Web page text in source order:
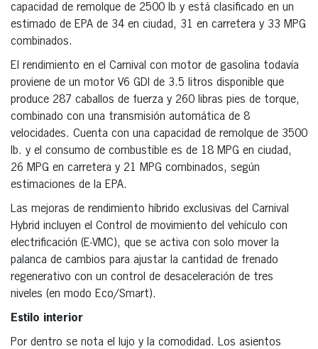
capacidad de remolque de 2500 lb y está clasificado en un
estimado de EPA de 34 en ciudad, 31 en carretera y 33 MPG
combinados.
El rendimiento en el Carnival con motor de gasolina todavía
proviene de un motor V6 GDI de 3.5 litros disponible que
produce 287 caballos de fuerza y 260 libras pies de torque,
combinado con una transmisión automática de 8
velocidades. Cuenta con una capacidad de remolque de 3500
lb. y el consumo de combustible es de 18 MPG en ciudad,
26 MPG en carretera y 21 MPG combinados, según
estimaciones de la EPA.
Las mejoras de rendimiento híbrido exclusivas del Carnival
Hybrid incluyen el Control de movimiento del vehículo con
electrificación (E-VMC), que se activa con solo mover la
palanca de cambios para ajustar la cantidad de frenado
regenerativo con un control de desaceleración de tres
niveles (en modo Eco/Smart).
Estilo interior
Por dentro se nota el lujo y la comodidad. Los asientos